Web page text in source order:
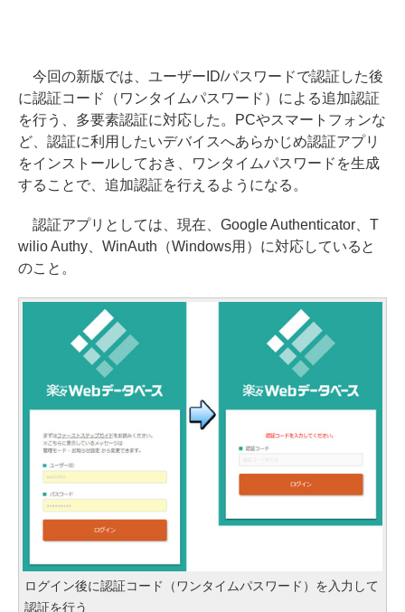
今回の新版では、ユーザーID/パスワードで認証した後
に認証コード（ワンタイムパスワード）による追加認証
を行う、多要素認証に対応した。PCやスマートフォンな
ど、認証に利用したいデバイスへあらかじめ認証アプリ
をインストールしておき、ワンタイムパスワードを生成
することで、追加認証を行えるようになる。
認証アプリとしては、現在、Google Authenticator、T
wilio Authy、WinAuth（Windows用）に対応していると
のこと。
ログイン後に認証コード（ワンタイムパスワード）を入力して
認証を行う